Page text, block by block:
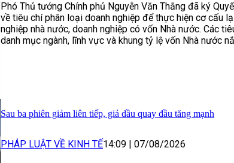
Phó Thủ tướng Chính phủ Nguyễn Văn Thắng đã ký
về tiêu chí phân loại doanh nghiệp để thực hiện cơ cấu
nghiệp nhà nước, doanh nghiệp có vốn Nhà nước. Các
danh mục ngành, lĩnh vực và khung tỷ lệ vốn Nhà nước
Sau ba phiên giảm liên tiếp, giá dầu quay đầu tăng mạnh
PHÁP LUẬT VỀ KINH TẾ14:09 | 07/08/2026